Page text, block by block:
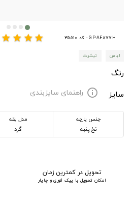
GP-AF877H - کد 35510 star
star
star
star
لباس تیشرت
رنگ
سایز
info راهنمای سایزبندی
جنس پارچه
نخ پنبه
مدل یقه
گرد
تحویل در کمترین زمان
امکان تحویل با پیک فوری و چاپار